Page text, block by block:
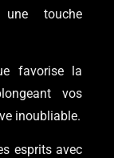
touche
favorise la
vos
inoubliable.
esprits avec